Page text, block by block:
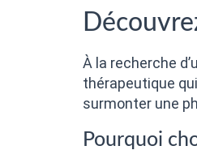
À la recherche
thérapeutique
surmonter une
Pourquoi